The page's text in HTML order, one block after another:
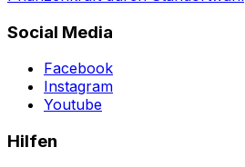
Social Media
Facebook
Instagram
Youtube
Hilfen